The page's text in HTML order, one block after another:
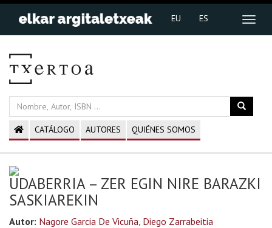
EU ES
CATÁLOGO AUTORES QUIÉNES SOMOS
UDABERRIA – ZER EGIN NIRE BARAZKI
SASKIAREKIN
Autor: Nagore Garcia De Vicuña, Diego Zarrabeitia